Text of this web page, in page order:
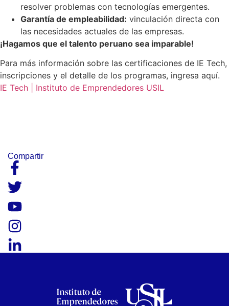
resolver problemas con tecnologías emergentes.
Garantía de empleabilidad: vinculación directa con
las necesidades actuales de las empresas.
¡Hagamos que el talento peruano sea imparable!
Para más información sobre las certificaciones de IE Tech,
inscripciones y el detalle de los programas, ingresa aquí.
IE Tech | Instituto de Emprendedores USIL
Compartir​